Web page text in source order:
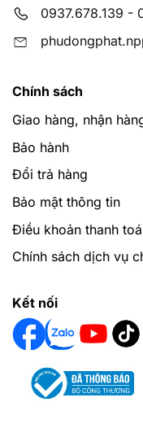
0937.678.139 -
Chính sách
Giao hàng, nhận
Bảo hành
Đổi trả hàng
Bảo mật thông tin
Điều khoản thanh
Chính sách dịch vụ
Kết nối